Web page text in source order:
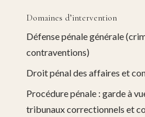
Domaines d’intervention
Défense pénale générale
contraventions)
Droit pénal des affaires et
Procédure pénale : garde à
tribunaux correctionnels et